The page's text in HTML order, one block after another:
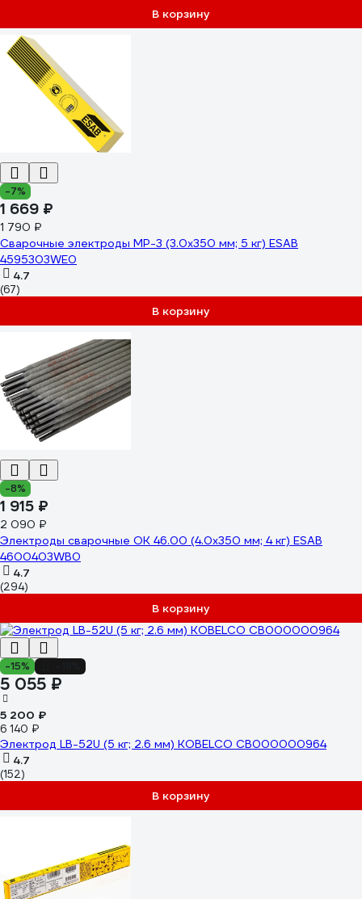
В корзину
-7%
1 669 ₽
1 790 ₽
Сварочные электроды МР-3 (3.0x350 мм; 5 кг) ESAB
4595303WE0
4.7
(67)
В корзину
-8%
1 915 ₽
2 090 ₽
Электроды сварочные OK 46.00 (4.0х350 мм; 4 кг) ESAB
4600403WB0
4.7
(294)
В корзину
-15%
5 055 ₽
5 200 ₽
6 140 ₽
Электрод LB-52U (5 кг; 2.6 мм) KOBELCO СВ000000964
4.7
(152)
В корзину